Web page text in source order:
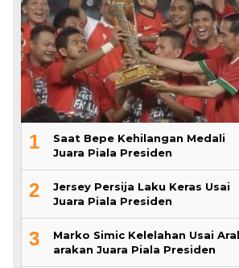
1
Saat Bepe Kehilangan Medali
Juara Piala Presiden
2
Jersey Persija Laku Keras Usai
Juara Piala Presiden
3
Marko Simic Kelelahan Usai
arakan Juara Piala Presiden